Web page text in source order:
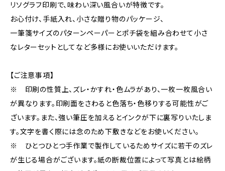
リソグラフ印刷で、味わい深い風合いが特徴です。
お心付け、手紙入れ、小さな贈り物のパッケージ、
一筆箋サイズのパターンペーパーとポチ袋を組み合わせて小さ
なレターセットとしてなど多様にお使いいただけます。
【ご注意事項】
※ 印刷の性質上、ズレ・かすれ・色ムラがあり、一枚一枚風合い
が異なります。印刷面をさわると色落ち・色移りする可能性がご
ざいます。また、強い筆圧を加えるとインクが下に裏写りいたしま
す。文字を書く際には念のため下敷きなどをお使いください。
※ ひとつひとつ手作業で製作しているためサイズに若干のズレ
が生じる場合がございます。紙の断裁位置によって写真とは絵柄